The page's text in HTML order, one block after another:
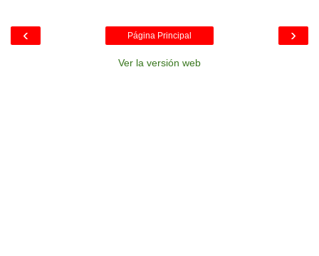
‹ ›
Página Principal
Ver la versión web